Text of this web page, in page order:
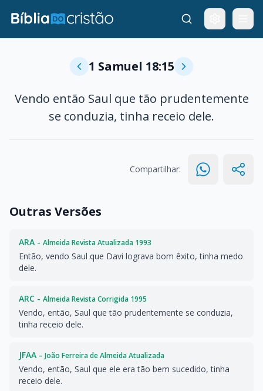
1 Samuel 18:15
Vendo então Saul que tão prudentemente
se conduzia, tinha receio dele.
Compartilhar:
Outras Versões
ARA - Almeida Revista Atualizada 1993
Então, vendo Saul que Davi lograva bom êxito, tinha medo
dele.
ARC - Almeida Revista Corrigida 1995
Vendo, então, Saul que tão prudentemente se conduzia,
tinha receio dele.
JFAA - João Ferreira de Almeida Atualizada
Vendo, então, Saul que ele era tão bem sucedido, tinha
receio dele.